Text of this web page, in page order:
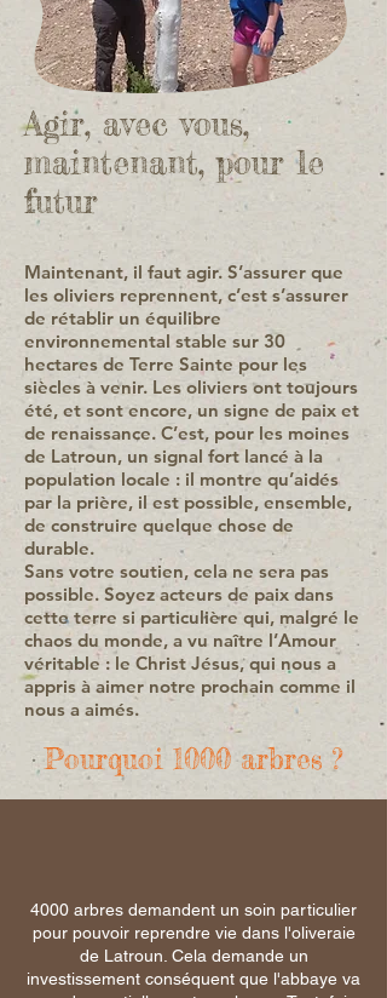
Agir, avec vous,
maintenant, pour le
futur
​Maintenant, il faut agir. S’assurer que
les oliviers reprennent, c’est s’assurer
de rétablir un équilibre
environnemental stable sur 30
hectares de Terre Sainte pour les
siècles à venir. Les oliviers ont toujours
été, et sont encore, un signe de paix et
de renaissance. C’est, pour les moines
de Latroun, un signal fort lancé à la
population locale : il montre qu’aidés
par la prière, il est possible, ensemble,
de construire quelque chose de
durable.
Sans votre soutien, cela ne sera pas
possible. Soyez acteurs de paix dans
cette terre si particulière qui, malgré le
chaos du monde, a vu naître l’Amour
véritable : le Christ Jésus, qui nous a
appris à aimer notre prochain comme il
nous a aimés.
Pourquoi 1000 arbres ?
4000 arbres demandent un soin particulier
pour pouvoir reprendre vie dans l'oliveraie
de Latroun. Cela demande un
investissement conséquent que l'abbaye va